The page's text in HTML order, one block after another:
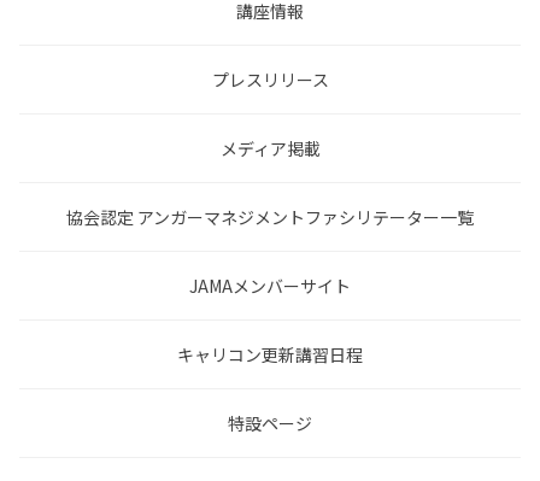
講座情報
プレスリリース
メディア掲載
協会認定 アンガーマネジメントファシリテーター一覧
JAMAメンバーサイト
キャリコン更新講習日程
特設ページ